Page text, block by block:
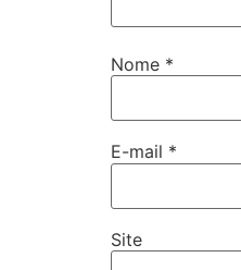
Nome *
E-mail *
Site